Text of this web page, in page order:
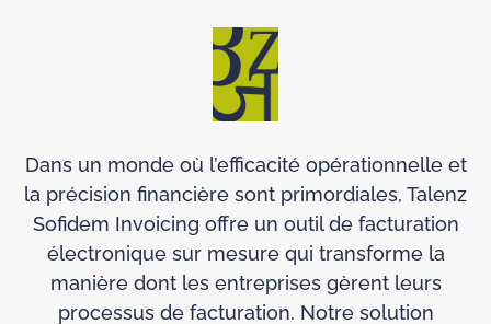
Dans un monde où l’efficacité opérationnelle et
la précision financière sont primordiales, Talenz
Sofidem Invoicing offre un outil de facturation
électronique sur mesure qui transforme la
manière dont les entreprises gèrent leurs
processus de facturation. Notre solution